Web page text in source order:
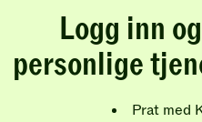
Logg inn
personlige
Prat med